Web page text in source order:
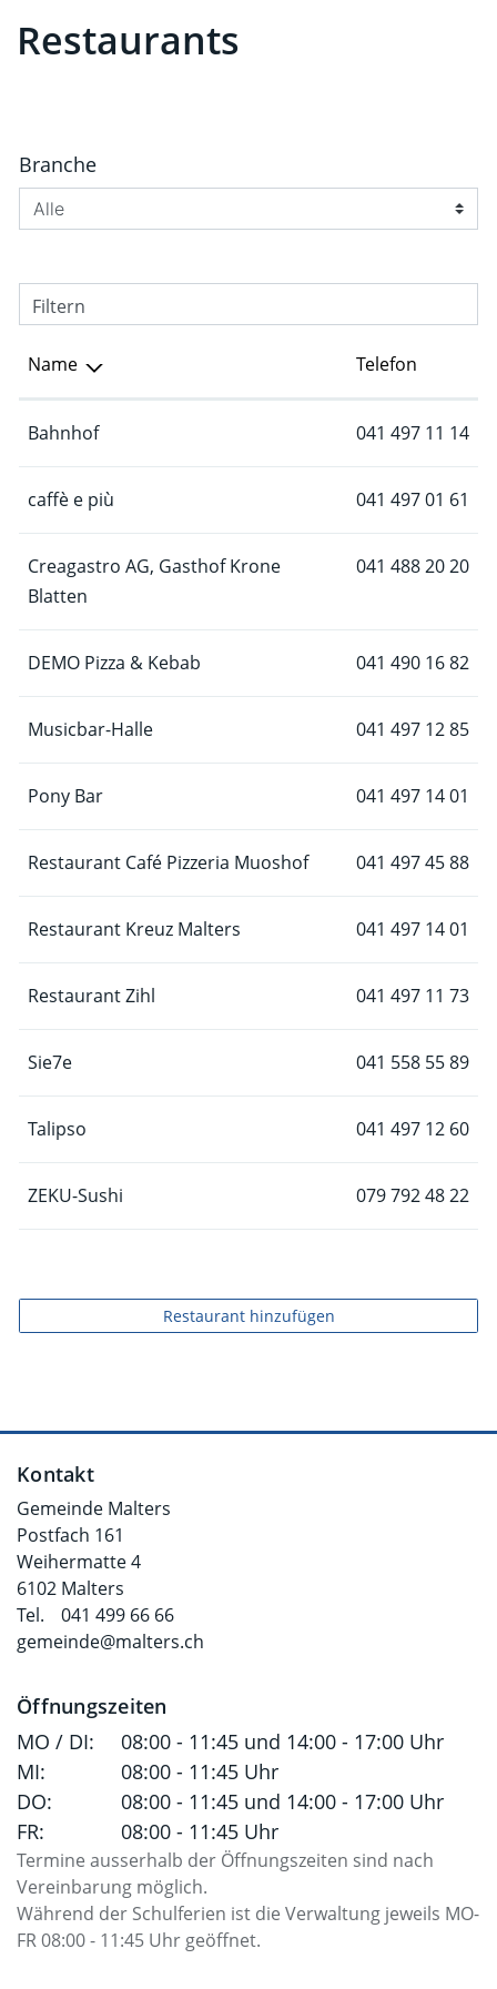
Restaurants
Branche
Filtern
Name Telefon
Bahnhof 041 497 11 14
caffè e più 041 497 01 61
Creagastro AG, Gasthof Krone
Blatten
041 488 20 20
DEMO Pizza & Kebab 041 490 16 82
Musicbar-Halle 041 497 12 85
Pony Bar 041 497 14 01
Restaurant Café Pizzeria Muoshof 041 497 45 88
Restaurant Kreuz Malters 041 497 14 01
Restaurant Zihl 041 497 11 73
Sie7e 041 558 55 89
Talipso 041 497 12 60
ZEKU-Sushi 079 792 48 22
Restaurant hinzufügen
Fusszeile
Kontakt
Gemeinde Malters
Postfach 161
Weihermatte 4
6102 Malters
Tel.
041 499 66 66
gemeinde@malters.ch
Öffnungszeiten
MO / DI:
08:00 - 11:45 und 14:00 - 17:00 Uhr
MI:
08:00 - 11:45 Uhr
DO:
08:00 - 11:45 und 14:00 - 17:00 Uhr
FR:
08:00 - 11:45 Uhr
Termine ausserhalb der Öffnungszeiten sind nach
Vereinbarung möglich.
Während der Schulferien ist die Verwaltung jeweils MO-
FR 08:00 - 11:45 Uhr geöffnet.